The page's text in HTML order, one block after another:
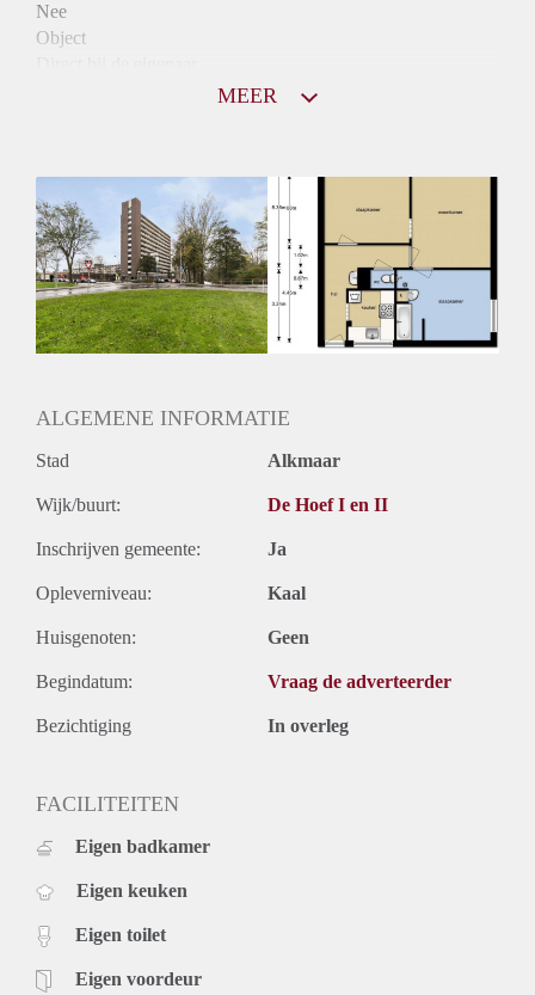
Nee
Object
Huurtoeslag
Mogelijk
Inkomen eis
N.V.T.
Huurtermijn
Onbepaalde termijn
Oplevering
MEER
ALGEMENE INFORMATIE
Stad Alkmaar
Wijk/buurt: De Hoef I en II
Inschrijven gemeente: Ja
Opleverniveau: Kaal
Huisgenoten: Geen
Begindatum: Vraag de adverteerder
Bezichtiging In overleg
FACILITEITEN
Eigen badkamer
Eigen keuken
Eigen toilet
Eigen voordeur